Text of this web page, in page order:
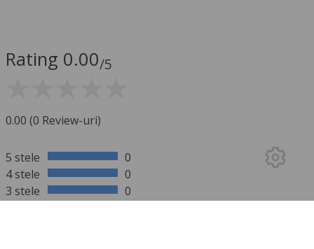
Rating 0.00/5
0.00 (0 Review-uri)
5 stele
0
4 stele
0
3 stele
0